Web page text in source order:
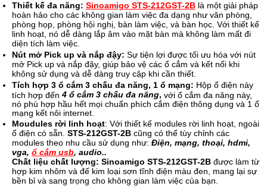
Thiết kế đa năng: Sinoamigo STS-212GST-2B là một giải pháp
hoàn hảo cho các không gian làm việc đa dạng như văn phòng,
phòng họp, phòng hội nghị, bàn làm việc, và bàn học. Với thiết kế
linh hoạt, nó dễ dàng lắp âm vào mặt bàn mà không làm mất đi
diện tích làm việc.
Nút mở Pick up và nắp đậy: Sự tiện lợi được tối ưu hóa với nút
mở Pick up và nắp đậy, giúp bảo vệ các ổ cắm và kết nối khi
không sử dụng và dễ dàng truy cập khi cần thiết.
Tích hợp 3 ổ cắm 3 chấu đa năng, 1 ổ mạng: Hộp ổ điện này
tích hợp đến 4 ổ cắm 3 chấu đa năng, với ổ cắm đa năng này,
nó phù hợp hầu hết mọi chuẩn phích cắm điện thông dụng và 1 ổ
mạng kết nôi internet.
Moudules rời linh hoạt: Với thiết kế modules rời linh hoạt, ngoài
ổ điện có sẵn. STS-212GST-2B cũng có thể tùy chỉnh các
modules theo nhu cầu sử dụng như: Điện, mạng, thoại, hdmi,
vga, ổ cắm usb, audio..
Chất liệu chất lượng: Sinoamigo STS-212GST-2B được làm từ
hợp kim nhôm và đế kim loại sơn tĩnh điện màu đen, mang lại sự
bền bỉ và sang trọng cho không gian làm việc của bạn.